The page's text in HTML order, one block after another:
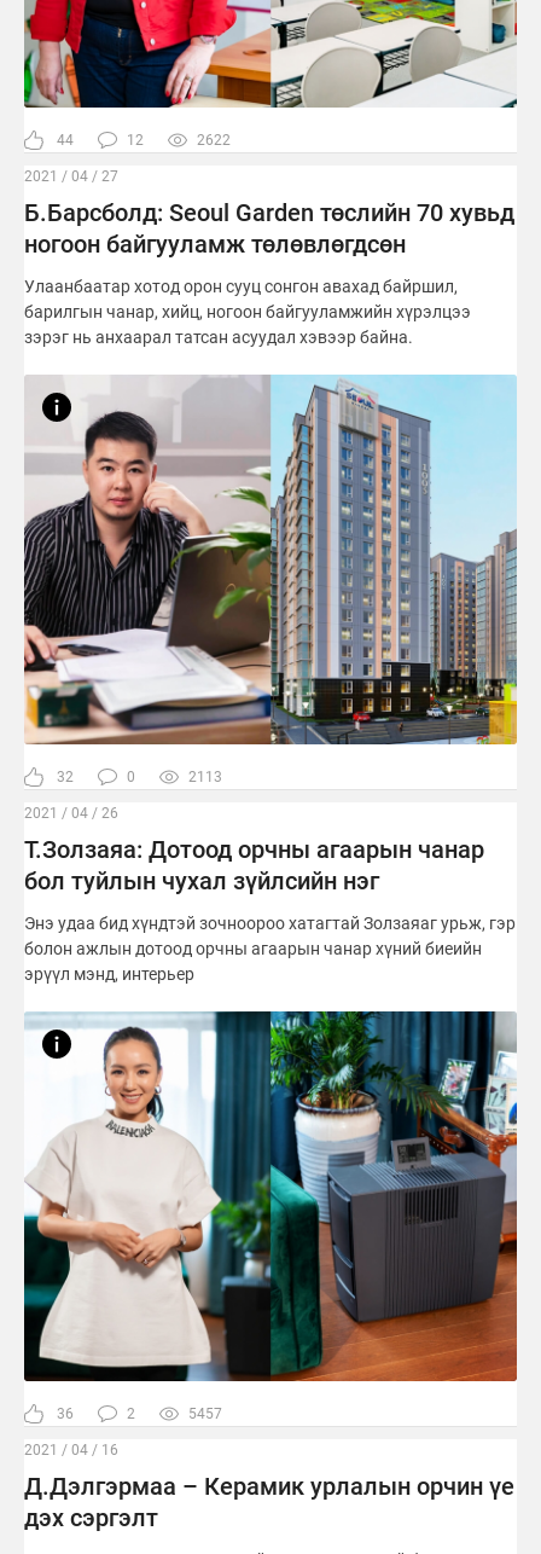
44 12 2622
2021 / 04 / 27
Б.Барсболд: Seoul Garden төслийн 70 хувьд
ногоон байгууламж төлөвлөгдсөн
Улаанбаатар хотод орон сууц сонгон авахад байршил,
барилгын чанар, хийц, ногоон байгууламжийн хүрэлцээ
зэрэг нь анхаарал татсан асуудал хэвээр байна.
32 0 2113
2021 / 04 / 26
Т.Золзаяа: Дотоод орчны агаарын чанар
бол туйлын чухал зүйлсийн нэг
Энэ удаа бид хүндтэй зочноороо хатагтай Золзаяаг урьж, гэр
болон ажлын дотоод орчны агаарын чанар хүний биеийн
эрүүл мэнд, интерьер
36 2 5457
2021 / 04 / 16
Д.Дэлгэрмаа – Керамик урлалын орчин үе
дэх сэргэлт